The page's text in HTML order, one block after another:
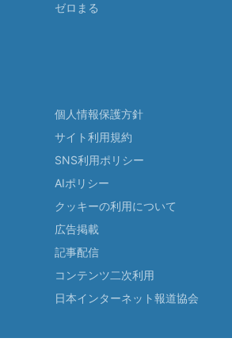
ゼロまる
個人情報保護方針
サイト利用規約
SNS利用ポリシー
AIポリシー
クッキーの利用について
広告掲載
記事配信
コンテンツ二次利用
日本インターネット報道協会